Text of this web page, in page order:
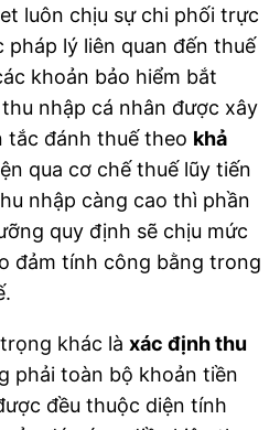
luôn chịu sự chi phối trực
lý liên quan đến thuế
khoản bảo hiểm bắt
nhập cá nhân được xây
tắc đánh thuế theo khả
qua cơ chế thuế lũy tiến
nhập càng cao thì phần
quy định sẽ chịu mức
đảm tính công bằng trong
khác là xác định thu
phải toàn bộ khoản tiền
đều thuộc diện tính